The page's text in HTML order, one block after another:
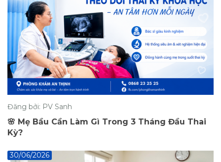
Đăng bởi: PV Sanh
🌸 Mẹ Bầu Cần Làm Gì Trong 3 Tháng Đầu Thai
Kỳ?
30/06/2026